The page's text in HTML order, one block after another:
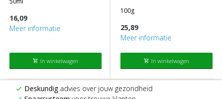
16,09
Meer informatie
shopping_cart In winkelwagen
100g
25,89
Meer informatie
shopping_cart In winkelwagen
check Deskundigadvies over jouw gezondheid